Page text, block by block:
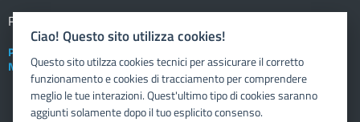
Registro elettronico
Posta elettronica istituzionale
Nuovo sportello dipendente
Ciao! Questo sito utilizza cookies!
Questo sito utilzza cookies tecnici per assicurare il corretto
funzionamento e cookies di tracciamento per comprendere
meglio le tue interazioni. Quest'ultimo tipo di cookies saranno
aggiunti solamente dopo il tuo esplicito consenso.